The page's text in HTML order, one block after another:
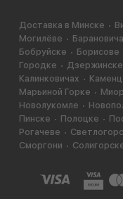
Доставка в Минске
Могилёве
Бобруйске
Борисове
Городке
Дзержинске
Калинковичах
Марьиной Горке
Новолукомле
Пинске
Полоцке
Рогачеве
Сморгони